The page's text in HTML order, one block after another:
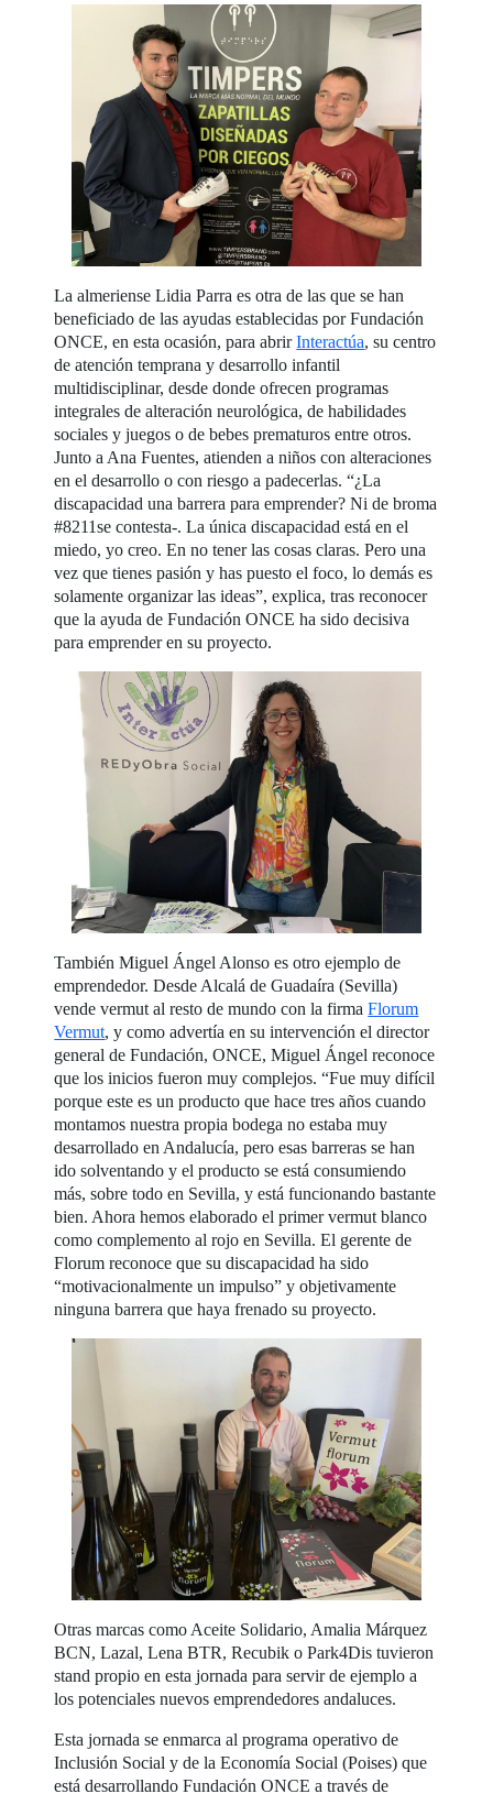
La almeriense Lidia Parra es otra de las que se han
beneficiado de las ayudas establecidas por Fundación
ONCE, en esta ocasión, para abrirInteractúa, su centro
de atención temprana y desarrollo infantil
multidisciplinar, desde donde ofrecen programas
integrales de alteración neurológica, de habilidades
sociales y juegos o de bebes prematuros entre otros.
Junto a Ana Fuentes, atienden a niños con alteraciones
en el desarrollo o con riesgo a padecerlas. “¿La
discapacidad una barrera para emprender? Ni de broma
#8211se contesta-. La única discapacidad está en el
miedo, yo creo. En no tener las cosas claras. Pero una
vez que tienes pasión y has puesto el foco, lo demás es
solamente organizar las ideas”, explica, tras reconocer
que la ayuda de Fundación ONCE ha sido decisiva
para emprender en su proyecto.
También Miguel Ángel Alonso es otro ejemplo de
emprendedor. Desde Alcalá de Guadaíra (Sevilla)
vende vermut al resto de mundo con la firmaFlorum
Vermut, y como advertía en su intervención el director
general de Fundación, ONCE, Miguel Ángel reconoce
que los inicios fueron muy complejos. “Fue muy difícil
porque este es un producto que hace tres años cuando
montamos nuestra propia bodega no estaba muy
desarrollado en Andalucía, pero esas barreras se han
ido solventando y el producto se está consumiendo
más, sobre todo en Sevilla, y está funcionando bastante
bien. Ahora hemos elaborado el primer vermut blanco
como complemento al rojo en Sevilla. El gerente de
Florum reconoce que su discapacidad ha sido
“motivacionalmente un impulso” y objetivamente
ninguna barrera que haya frenado su proyecto.
Otras marcas como Aceite Solidario, Amalia Márquez
BCN, Lazal, Lena BTR, Recubik o Park4Dis tuvieron
stand propio en esta jornada para servir de ejemplo a
los potenciales nuevos emprendedores andaluces.
Esta jornada se enmarca al programa operativo de
Inclusión Social y de la Economía Social (Poises) que
está desarrollando Fundación ONCE a través de